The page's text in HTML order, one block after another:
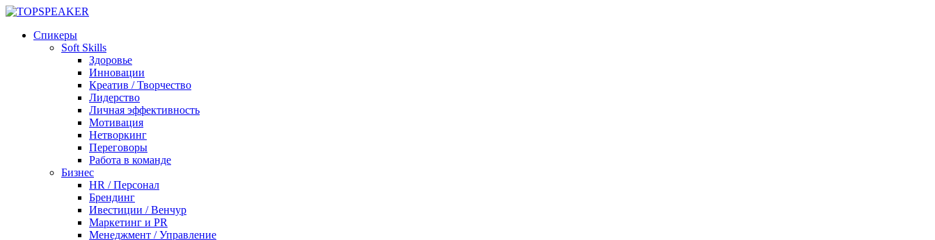
Спикеры
Soft Skills
Здоровье
Инновации
Креатив / Творчество
Лидерство
Личная эффективность
Мотивация
Нетворкинг
Переговоры
Работа в команде
Бизнес
HR / Персонал
Брендинг
Ивестиции / Венчур
Маркетинг и PR
Менеджмент / Управление